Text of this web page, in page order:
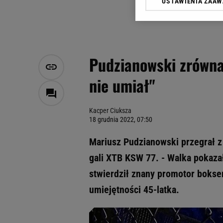
Pudzianowski
nie umiał"
Kacper Ciuksza
18 grudnia 2022, 07:50
Mariusz Pudzianowski przegrał
gali XTB KSW 77. - Walka
stwierdził znany promotor
umiejętności 45-latka.
Klikając „Akceptuję”
Zaufanych Partnerów i
My, nasi Zaufani
Użycie dokładnych